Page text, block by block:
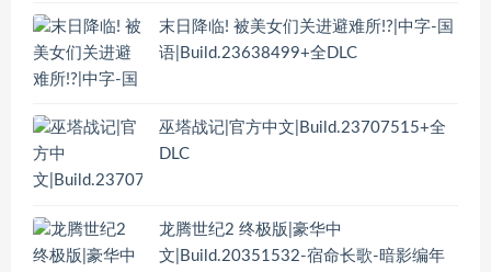
末日降临! 被美女们关进避难所!?|中字-国
语|Build.23638499+全DLC
巫塔战记|官方中文|Build.23707515+全
DLC
龙腾世纪2 终极版|豪华中
文|Build.20351532-宿命长歌-暗影编年